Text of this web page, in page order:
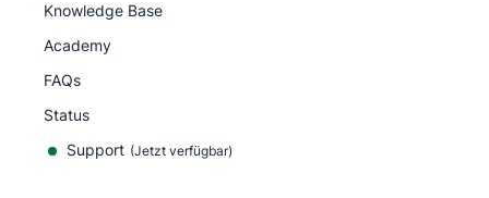
Knowledge Base
Academy
FAQs
Status
Support (Jetzt verfügbar)